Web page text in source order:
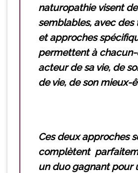
naturopathie visent
semblables, avec des
et approches
permettent à
acteur de sa vie, de
de vie, de son mieux-
Ces deux approches
complètent
un duo gagnant pour